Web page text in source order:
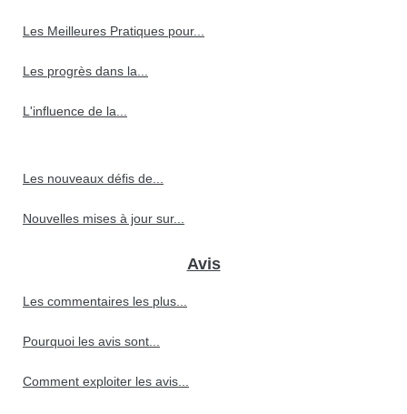
Les Meilleures Pratiques pour...
Les progrès dans la...
L'influence de la...
Les nouveaux défis de...
Nouvelles mises à jour sur...
Avis
Les commentaires les plus...
Pourquoi les avis sont...
Comment exploiter les avis...